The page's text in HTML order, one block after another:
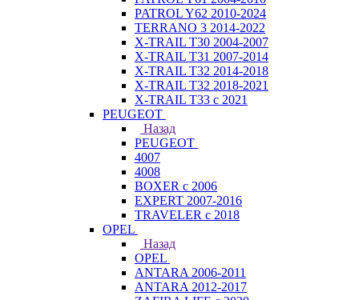
PATROL Y62 2010-2024
TERRANO 3 2014-2022
X-TRAIL T30 2004-2007
X-TRAIL T31 2007-2014
X-TRAIL T32 2014-2018
X-TRAIL T32 2018-2021
X-TRAIL T33 с 2021
PEUGEOT
Назад
PEUGEOT
4007
4008
BOXER с 2006
EXPERT 2007-2016
TRAVELER с 2018
OPEL
Назад
OPEL
ANTARA 2006-2011
ANTARA 2012-2017